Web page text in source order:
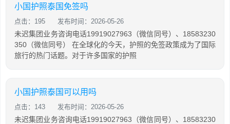
小国护照泰国免签吗
点击：195 发布时间：2026-05-26
未迟集团业务咨询电话19919027963（微信同号）、18583230
350（微信同号） 在全球化的今天，护照的免签政策成为了国际
旅行的热门话题。对于许多国家的护照
小国护照泰国可以用吗
点击：143 发布时间：2026-05-26
未迟集团业务咨询电话19919027963（微信同号）、18583230